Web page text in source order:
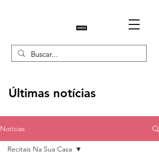
Últimas notícias
Notícias
Recitais Na Sua Casa